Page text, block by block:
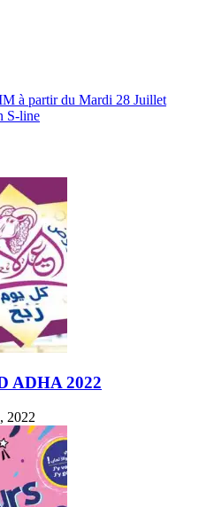
à partir du Mardi 28 Juillet
S-line
ADHA 2022
2022